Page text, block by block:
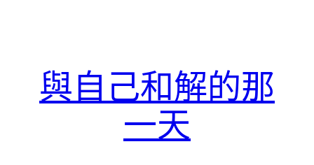
與自己和解的那
一天